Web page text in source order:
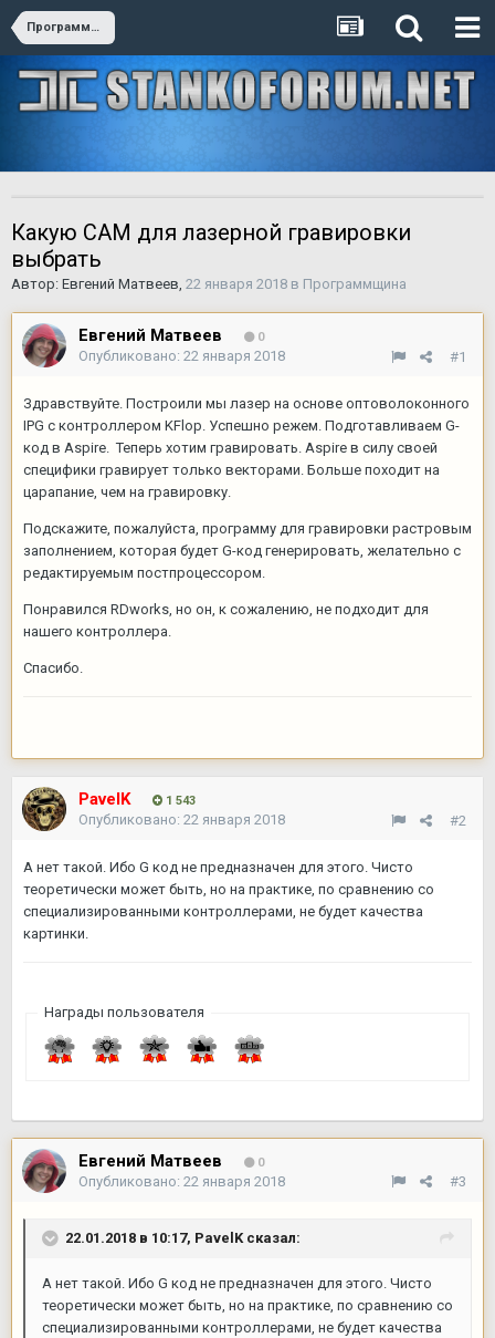
Программщина
Какую CAM для лазерной гравировки
выбрать
Автор: Евгений Матвеев, 22 января 2018 в Программщина
Евгений Матвеев 0
#1
Опубликовано: 22 января 2018
Здравствуйте. Построили мы лазер на основе оптоволоконного
IPG с контроллером KFlop. Успешно режем. Подготавливаем G-
код в Aspire. Теперь хотим гравировать. Aspire в силу своей
специфики гравирует только векторами. Больше походит на
царапание, чем на гравировку.
Подскажите, пожалуйста, программу для гравировки растровым
заполнением, которая будет G-код генерировать, желательно с
редактируемым постпроцессором.
Понравился RDworks, но он, к сожалению, не подходит для
нашего контроллера.
Спасибо.
PavelK 1 543
#2
Опубликовано: 22 января 2018
А нет такой. Ибо G код не предназначен для этого. Чисто
теоретически может быть, но на практике, по сравнению со
специализированными контроллерами, не будет качества
картинки.
Награды пользователя
Евгений Матвеев 0
#3
Опубликовано: 22 января 2018
22.01.2018 в 10:17, PavelK сказал:
А нет такой. Ибо G код не предназначен для этого. Чисто
теоретически может быть, но на практике, по сравнению со
специализированными контроллерами, не будет качества